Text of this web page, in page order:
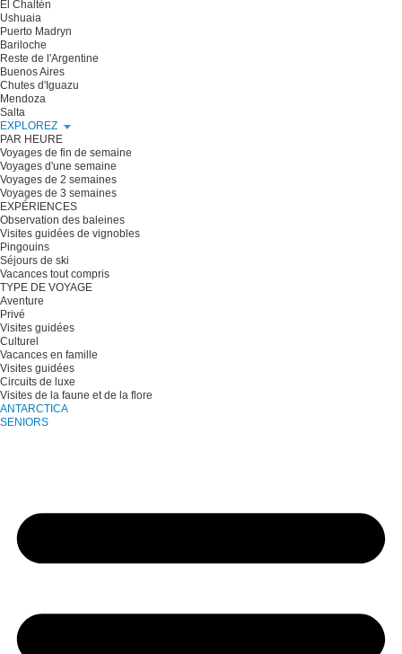
El Chaltén
Ushuaia
Puerto Madryn
Bariloche
Reste de l'Argentine
Buenos Aires
Chutes d'Iguazu
Mendoza
Salta
EXPLOREZ
PAR HEURE
Voyages de fin de semaine
Voyages d'une semaine
Voyages de 2 semaines
Voyages de 3 semaines
EXPÉRIENCES
Observation des baleines
Visites guidées de vignobles
Pingouins
Séjours de ski
Vacances tout compris
TYPE DE VOYAGE
Aventure
Privé
Visites guidées
Culturel
Vacances en famille
Visites guidées
Circuits de luxe
Visites de la faune et de la flore
ANTARCTICA
SENIORS